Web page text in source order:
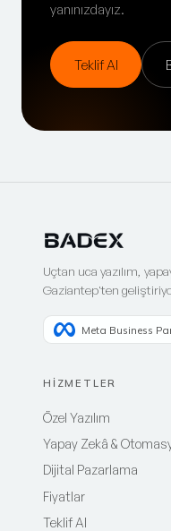
yanınızdayız.
Teklif Al
Uçtan uca yazılım,
Gaziantep'ten
Meta Business
HİZMETLER
Özel Yazılım
Yapay Zekâ &
Dijital Pazarlama
Fiyatlar
Teklif Al